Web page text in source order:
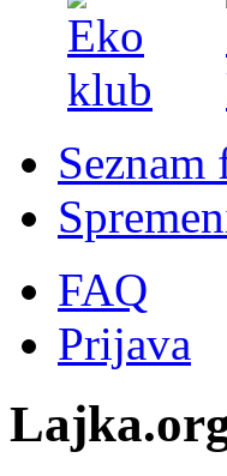
FAQ
Prijava